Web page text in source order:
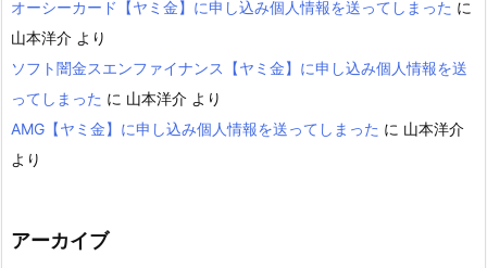
オーシーカード【ヤミ金】に申し込み個人情報を送ってしまった に
山本洋介 より
ソフト闇金スエンファイナンス【ヤミ金】に申し込み個人情報を送
ってしまった に 山本洋介 より
AMG【ヤミ金】に申し込み個人情報を送ってしまった に 山本洋介
より
アーカイブ